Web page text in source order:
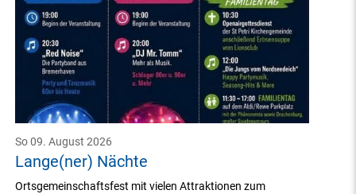
Lange(ner) Nächte
So 09. August 2026
Ortsgemeinschaftsfest mit vielen Attraktionen zum